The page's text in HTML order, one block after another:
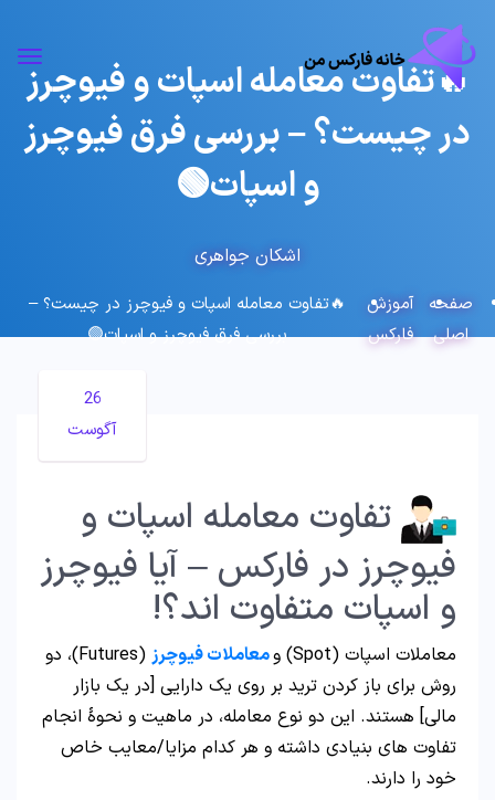
🔥تفاوت معامله اسپات و فیوچرز
در چیست؟ – بررسی فرق فیوچرز
و اسپات🟢
اشکان جواهری
صفحه
اصلی
آموزش
فارکس
🔥تفاوت معامله اسپات و فیوچرز در چیست؟ –
بررسی فرق فیوچرز و اسپات🟢
26
آگوست
تفاوت معامله اسپات و
فیوچرز در فارکس – آیا فیوچرز
و اسپات متفاوت اند؟!
معاملات اسپات (Spot) و معاملات فیوچرز
(Futures)، دو
روش برای باز کردن ترید بر روی یک دارایی [در یک بازار
مالی] هستند. این دو نوع معامله، در ماهیت و نحوۀ انجام
تفاوت‌ های بنیادی داشته و هر کدام مزایا/معایب خاص
خود را دارند.